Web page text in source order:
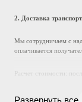
2. Доставка
Мы сотрудничаем с
оплачивается
Расчет стоимости:
Развернуть все